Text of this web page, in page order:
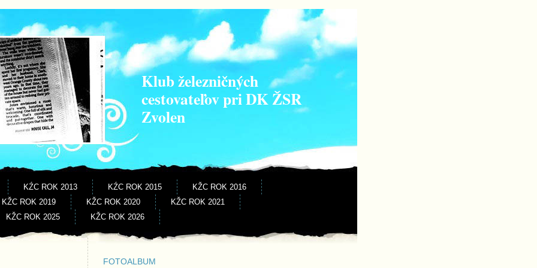
Klub železničných
cestovateľov pri DK ŽSR
Zvolen
KŹC ROK 2013 KŹC ROK 2015
KŽC ROK 2016
KŽC ROK 2019 KŽC ROK 2020
KŽC ROK 2021
KŽC ROK 2025 KŽC ROK 2026
FOTOALBUM